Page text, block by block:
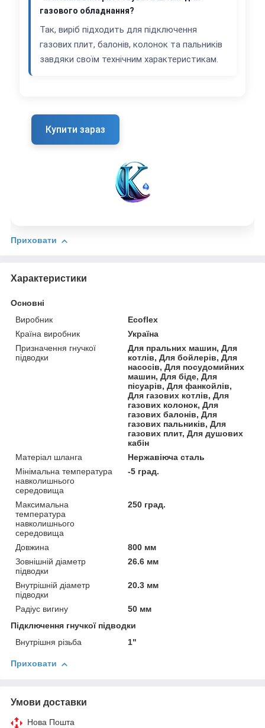
газового обладнання?
Так, виріб підходить для підключення
газових плит, балонів, колонок та пальників
завдяки своїм технічним характеристикам.
Купити зараз
Приховати
Характеристики
Основні
Виробник
Ecoflex
Країна виробник
Україна
Призначення гнучкої
підводки
Для пральних машин, Для
котлів, Для бойлерів, Для
насосів, Для посудомийних
машин, Для біде, Для
пісуарів, Для фанкойлів,
Для газових котлів, Для
газових колонок, Для
газових балонів, Для
газових пальників, Для
газових плит, Для душових
кабін
Матеріал шланга
Нержавіюча сталь
Мінімальна температура
навколишнього
середовища
-5 град.
Максимальна
температура
навколишнього
середовища
250 град.
Довжина
800 мм
Зовнішній діаметр
підводки
26.6 мм
Внутрішній діаметр
підводки
20.3 мм
Радіус вигину
50 мм
Підключення гнучкої підводки
Внутрішня різьба
1"
Приховати
Умови доставки
Нова Пошта